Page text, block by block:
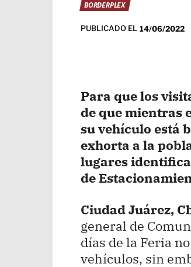
BORDERPLEX
PUBLICADO EL 14/06/2022
Para que los
de que mientras
su vehículo está
exhorta a la
lugares
de
Ciudad Juárez,
general de
días de la Feria
vehículos, sin